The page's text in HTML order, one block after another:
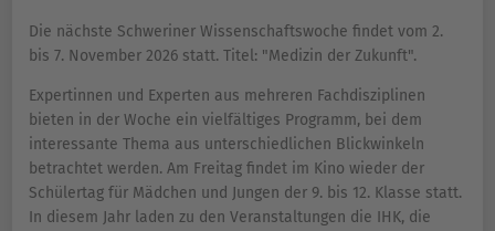
Die nächste Schweriner Wissenschaftswoche findet vom 2.
bis 7. November 2026 statt. Titel: "Medizin der Zukunft".
Expertinnen und Experten aus mehreren Fachdisziplinen
bieten in der Woche ein vielfältiges Programm, bei dem
interessante Thema aus unterschiedlichen Blickwinkeln
betrachtet werden. Am Freitag findet im Kino wieder der
Schülertag für Mädchen und Jungen der 9. bis 12. Klasse statt.
In diesem Jahr laden zu den Veranstaltungen die IHK, die